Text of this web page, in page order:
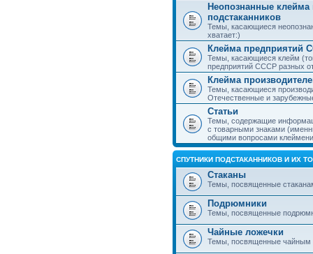
Неопознанные клейма
подстаканников
Темы, касающиеся
хватает:)
Клейма предприятий
Темы, касающиеся клейм
предприятий СССР разных
Клейма
Темы, касающиеся
Отечественные и
Статьи
Темы, содержащие
с товарными знаками
общими вопросами
СПУТНИКИ ПОДСТАКАННИКОВ И ИХ
Стаканы
Темы, посвященные
Подрюмники
Темы, посвященные
Чайные ложечки
Темы, посвященные чайным